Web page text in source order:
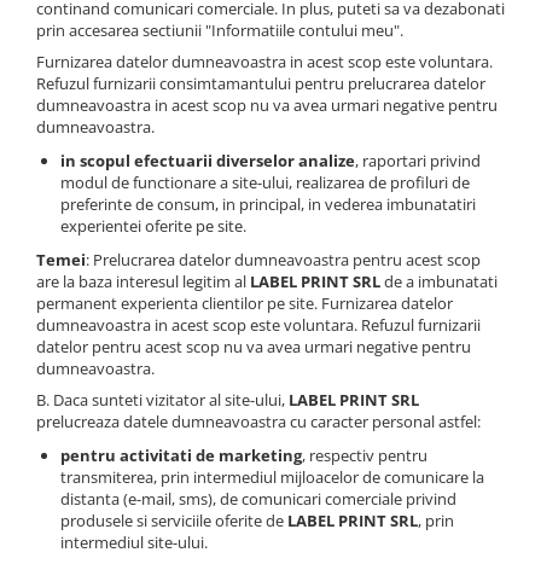
continand comunicari comerciale. In plus, puteti sa va dezabonati
prin accesarea sectiunii "Informatiile contului meu".
Furnizarea datelor dumneavoastra in acest scop este voluntara.
Refuzul furnizarii consimtamantului pentru prelucrarea datelor
dumneavoastra in acest scop nu va avea urmari negative pentru
dumneavoastra.
in scopul efectuarii diverselor analize, raportari privind
modul de functionare a site-ului, realizarea de profiluri de
preferinte de consum, in principal, in vederea imbunatatiri
experientei oferite pe site.
Temei: Prelucrarea datelor dumneavoastra pentru acest scop
are la baza interesul legitim al LABEL PRINT SRLde a imbunatati
permanent experienta clientilor pe site. Furnizarea datelor
dumneavoastra in acest scop este voluntara. Refuzul furnizarii
datelor pentru acest scop nu va avea urmari negative pentru
dumneavoastra.
B. Daca sunteti vizitator al site-ului, LABEL PRINT SRL
prelucreaza datele dumneavoastra cu caracter personal astfel:
pentru activitati de marketing, respectiv pentru
transmiterea, prin intermediul mijloacelor de comunicare la
distanta (e-mail, sms), de comunicari comerciale privind
produsele si serviciile oferite de LABEL PRINT SRL, prin
intermediul site-ului.